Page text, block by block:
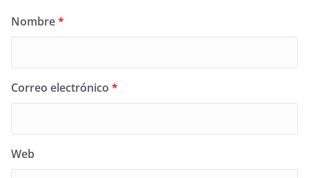
Nombre*
Correo electrónico *
Web